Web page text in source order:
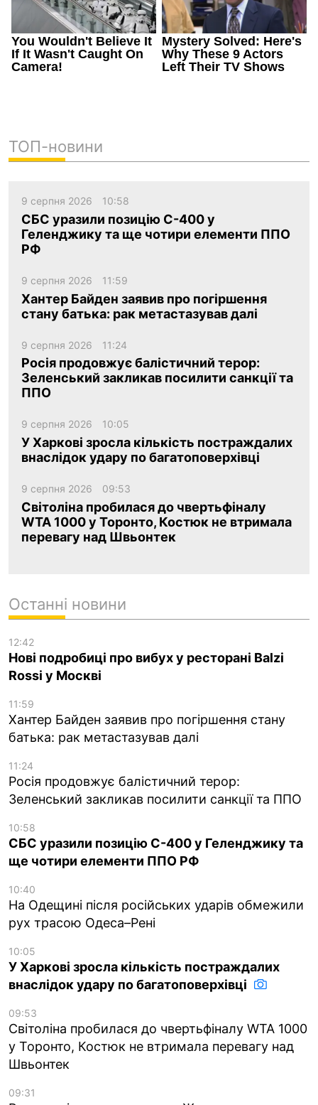
ТОП-новини
9 серпня 2026 10:58
СБС уразили позицію С-400 у
Геленджику та ще чотири елементи ППО
РФ
9 серпня 2026 11:59
Хантер Байден заявив про погіршення
стану батька: рак метастазував далі
9 серпня 2026 11:24
Росія продовжує балістичний терор:
Зеленський закликав посилити санкції та
ППО
9 серпня 2026 10:05
У Харкові зросла кількість постраждалих
внаслідок удару по багатоповерхівці
9 серпня 2026 09:53
Світоліна пробилася до чвертьфіналу
WTA 1000 у Торонто, Костюк не втримала
перевагу над Швьонтек
Останні новини
12:42
Нові подробиці про вибух у ресторані Balzi
Rossi у Москві
11:59
Хантер Байден заявив про погіршення стану
батька: рак метастазував далі
11:24
Росія продовжує балістичний терор:
Зеленський закликав посилити санкції та ППО
10:58
СБС уразили позицію С-400 у Геленджику та
ще чотири елементи ППО РФ
10:40
На Одещині після російських ударів обмежили
рух трасою Одеса–Рені
10:05
У Харкові зросла кількість постраждалих
внаслідок удару по багатоповерхівці
09:53
Світоліна пробилася до чвертьфіналу WTA 1000
у Торонто, Костюк не втримала перевагу над
Швьонтек
09:31